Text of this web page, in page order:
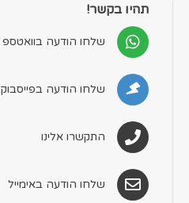
תהיו בקשר!
שלחו הודעה בוואטספ
שלחו הודעה בפייסבוק
התקשרו אלינו
שלחו הודעה באימייל